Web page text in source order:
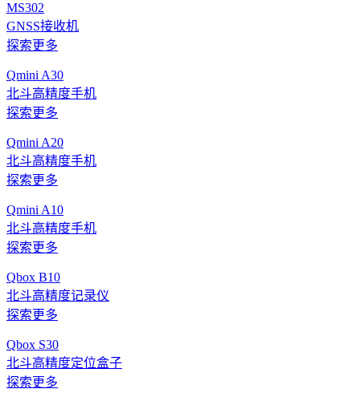
MS302
GNSS接收机
探索更多
Qmini A30
北斗高精度手机
探索更多
Qmini A20
北斗高精度手机
探索更多
Qmini A10
北斗高精度手机
探索更多
Qbox B10
北斗高精度记录仪
探索更多
Qbox S30
北斗高精度定位盒子
探索更多